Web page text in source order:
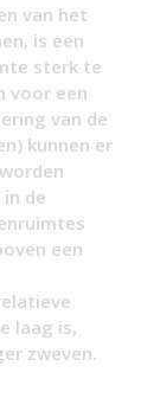
van het
is een
sterk te
voor een
van de
kunnen er
de
een
laag is,
zweven.